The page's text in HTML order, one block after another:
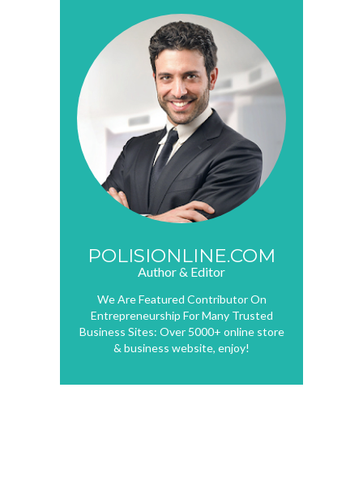
POLISIONLINE.COM
Author & Editor
We Are Featured Contributor On
Entrepreneurship For Many Trusted
Business Sites: Over 5000+ online store
& business website, enjoy!